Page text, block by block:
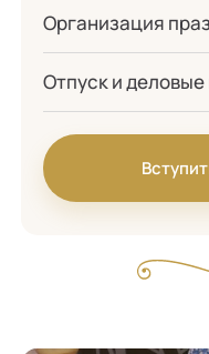
Организация
Отпуск и деловые